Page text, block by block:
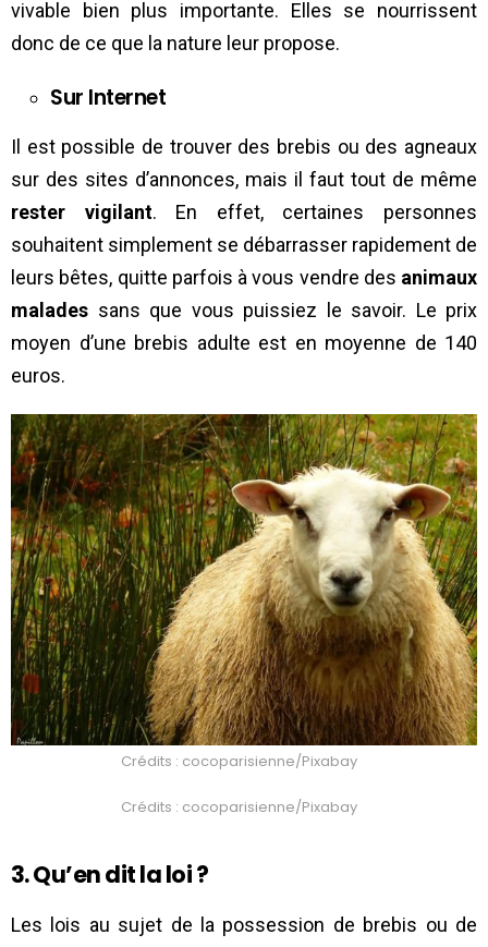
vivable bien plus importante. Elles se nourrissent
donc de ce que la nature leur propose.
Sur Internet
Il est possible de trouver des brebis ou des agneaux
sur des sites d’annonces, mais il faut tout de même
rester vigilant. En effet, certaines personnes
souhaitent simplement se débarrasser rapidement de
leurs bêtes, quitte parfois à vous vendre des animaux
malades sans que vous puissiez le savoir. Le prix
moyen d’une brebis adulte est en moyenne de 140
euros.
Crédits : cocoparisienne/Pixabay
Crédits : cocoparisienne/Pixabay
3. Qu’en dit la loi ?
Les lois au sujet de la possession de brebis ou de